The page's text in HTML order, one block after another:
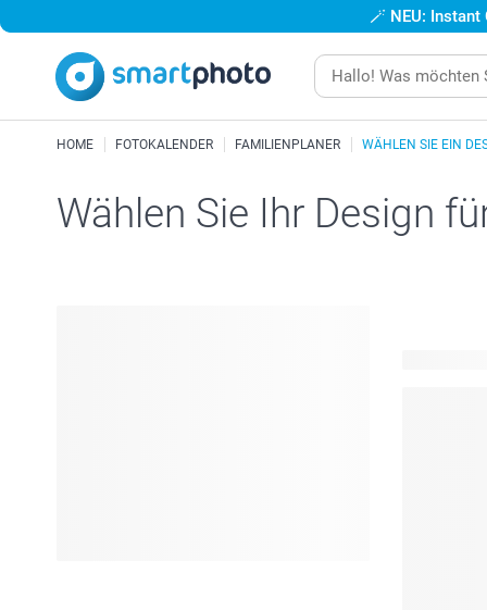
🪄 NEU:
HOME FOTOKALENDER FAMILIENPLANER WÄHLEN SIE EIN
Wählen Sie Ihr Design